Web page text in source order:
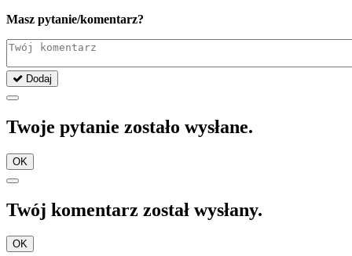
Masz pytanie/komentarz?
Dodaj
Twoje pytanie zostało wysłane.
OK
Twój komentarz został wysłany.
OK